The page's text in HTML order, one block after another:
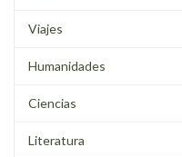
Viajes
Humanidades
Ciencias
Literatura